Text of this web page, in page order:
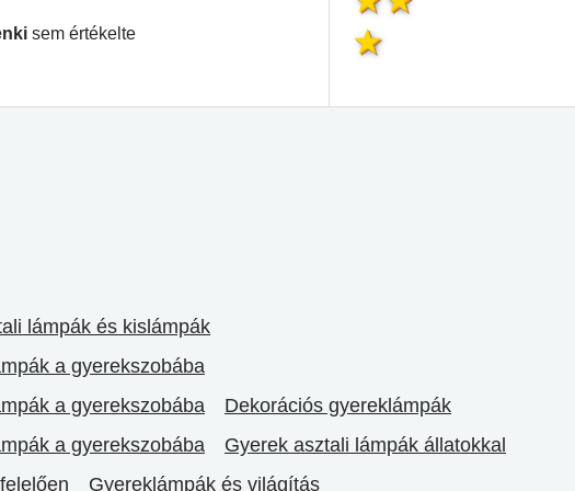
sem értékelte
lámpák és kislámpák
a gyerekszobába
a gyerekszobába
Dekorációs gyereklámpák
a gyerekszobába
Gyerek asztali lámpák állatokkal
Gyereklámpák és világítás